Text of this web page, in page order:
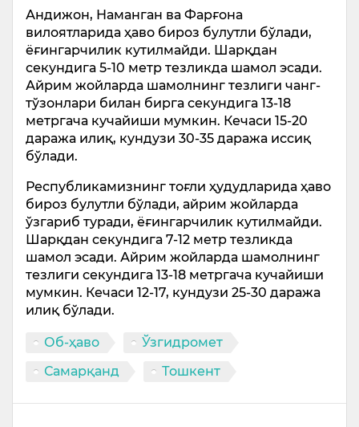
Андижон, Наманган ва Фарғона
вилоятларида ҳаво бироз булутли бўлади,
ёғингарчилик кутилмайди. Шарқдан
секундига 5-10 метр тезликда шамол эсади.
Айрим жойларда шамолнинг тезлиги чанг-
тўзонлари билан бирга секундига 13-18
метргача кучайиши мумкин. Кечаси 15-20
даража илиқ, кундузи 30-35 даража иссиқ
бўлади.
Республикамизнинг тоғли ҳудудларида ҳаво
бироз булутли бўлади, айрим жойларда
ўзгариб туради, ёғингарчилик кутилмайди.
Шарқдан секундига 7-12 метр тезликда
шамол эсади. Айрим жойларда шамолнинг
тезлиги секундига 13-18 метргача кучайиши
мумкин. Кечаси 12-17, кундузи 25-30 даража
илиқ бўлади.
Об-ҳаво
Ўзгидромет
Самарқанд
Тошкент